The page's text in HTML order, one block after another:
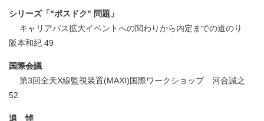
シリーズ「"ポスドク" 問題」
キャリアパス拡大イベントへの関わりから内定までの道のり
阪本和紀 49
国際会議
第3回全天X線監視装置(MAXI)国際ワークショップ 河合誠之
52
追 悼